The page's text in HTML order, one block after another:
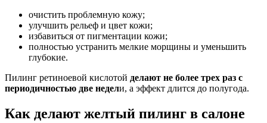
очистить проблемную кожу;
улучшить рельеф и цвет кожи;
избавиться от пигментации кожи;
полностью устранить мелкие морщины и уменьшить
глубокие.
Пилинг ретиноевой кислотой делают не более трех раз с
периодичностью две недели, а эффект длится до полугода.
Как делают желтый пилинг в салоне